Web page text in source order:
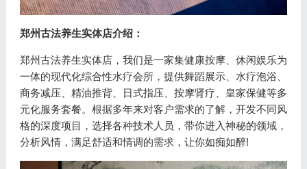
郑州古法养生实体店介绍：
郑州古法养生实体店，我们是一家集健康按摩、休闲娱乐为
一体的现代化综合性水疗会所，提供舞蹈展示、水疗泡浴、
商务减压、精油推背、日式指压、按摩肾疗、皇家保健等多
元化服务套餐。根据多年来对客户需求的了解，开发不同风
格的深度项目，选择各种技术人员，带你进入神秘的领域，
分析风情，满足舒适和情调的需求，让你如痴如醉!